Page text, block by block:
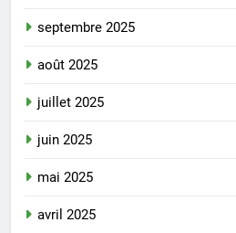
septembre 2025
août 2025
juillet 2025
juin 2025
mai 2025
avril 2025